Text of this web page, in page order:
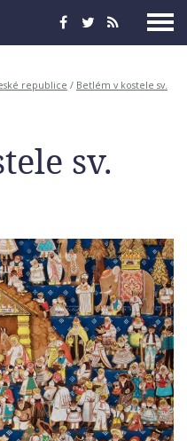
republice / Betlém v kostele sv.
sv.